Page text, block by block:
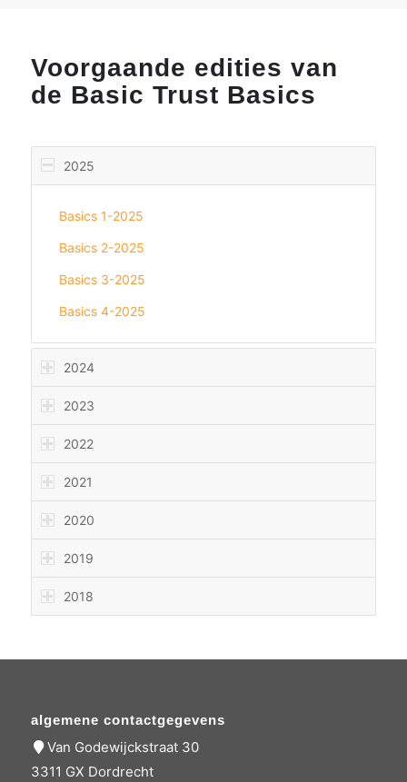
Voorgaande edities van
de Basic Trust Basics
2025
Basics 1-2025
Basics 2-2025
Basics 3-2025
Basics 4-2025
2024
2023
2022
2021
2020
2019
2018
algemene contactgegevens
Van Godewijckstraat 30
3311 GX Dordrecht